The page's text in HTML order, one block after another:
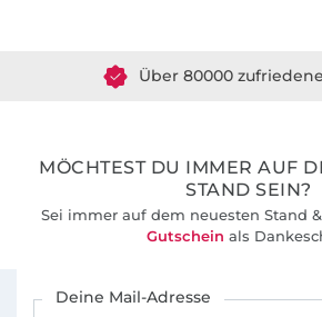
MÖCHTEST DU IMMER AUF
STAND SEIN?
Sei immer auf dem neuesten Stand
Gutschein als
Deine Mail-Adresse